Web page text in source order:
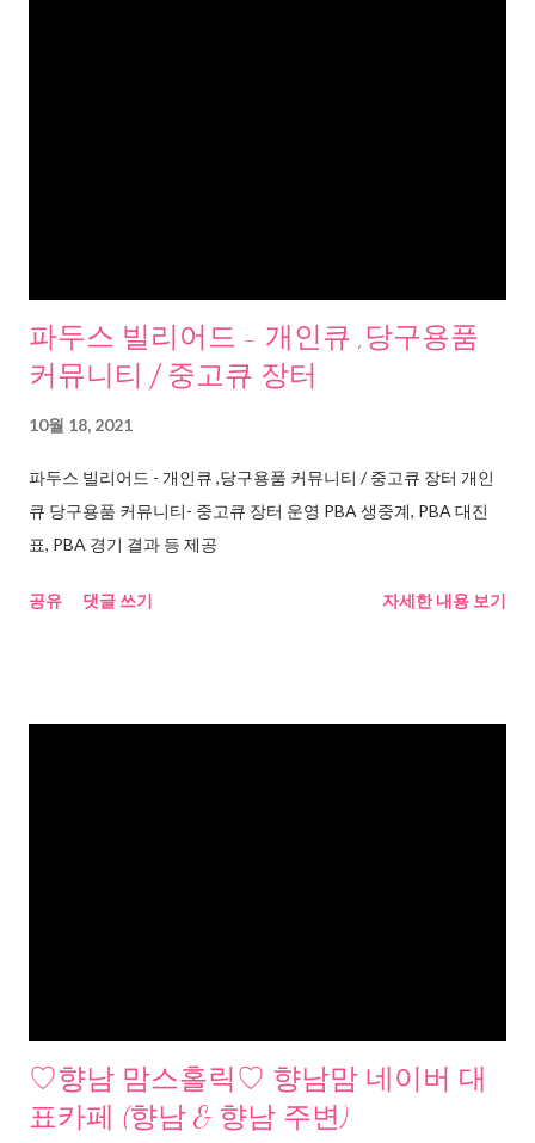
파두스 빌리어드 - 개인큐 ,당구용품
커뮤니티 / 중고큐 장터
10월 18, 2021
파두스 빌리어드 - 개인큐 ,당구용품 커뮤니티 / 중고큐 장터 개인
큐 당구용품 커뮤니티- 중고큐 장터 운영 PBA 생중계, PBA 대진
표, PBA 경기 결과 등 제공
공유 댓글 쓰기 자세한 내용 보기
♡향남 맘스홀릭♡ 향남맘 네이버 대
표카페 (향남 & 향남 주변)